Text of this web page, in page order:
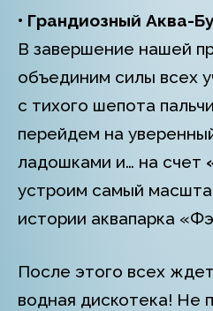
• Грандиозный Аква-
В завершение нашей
объединим силы всех
с тихого шепота
перейдем на
ладошками и… на счет
устроим самый
истории аквапарка
После этого всех
водная дискотека! Не